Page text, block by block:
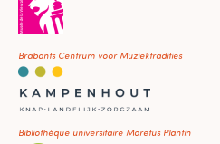
Brabants Centrum voor Muziektradities
Bibliothèque universitaire Moretus Plantin